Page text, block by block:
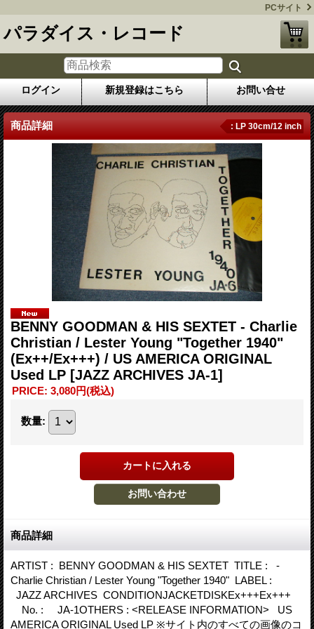
PCサイト
パラダイス・レコード
ログイン 新規登録はこちら お問い合せ
商品詳細 : LP 30cm/12 inch
BENNY GOODMAN & HIS SEXTET - Charlie
Christian / Lester Young "Together 1940"
(Ex++/Ex+++) / US AMERICA ORIGINAL
Used LP [JAZZ ARCHIVES JA-1]
PRICE: 3,080円(税込)
数量:
商品詳細
ARTIST : BENNY GOODMAN & HIS SEXTET TITLE : -
Charlie Christian / Lester Young "Together 1940" LABEL :
JAZZ ARCHIVES CONDITIONJACKETDISKEx+++Ex+++
No. : JA-1OTHERS : <RELEASE INFORMATION> US
AMERICA ORIGINAL Used LP ※サイト内のすべての画像のコ